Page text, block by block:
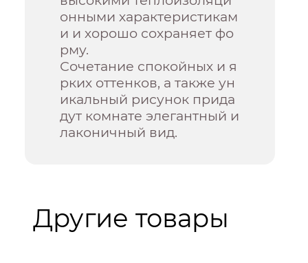
онными характеристикам
и и хорошо сохраняет фо
рму.
Сочетание спокойных и я
рких оттенков, а также ун
икальный рисунок прида
дут комнате элегантный и
лаконичный вид.
Другие товары